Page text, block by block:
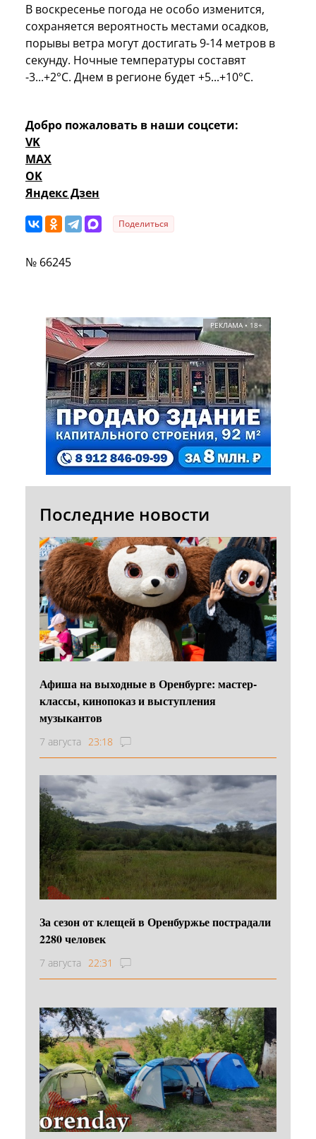
В воскресенье погода не особо изменится,
сохраняется вероятность местами осадков,
порывы ветра могут достигать 9-14 метров в
секунду. Ночные температуры составят
-3...+2°C. Днем в регионе будет +5...+10°C.
Добро пожаловать в наши соцсети:
VK
MAX
OK
Яндекс Дзен
Поделиться
№ 66245
РЕКЛАМА • 18+
Последние новости
Афиша на выходные в Оренбурге: мастер-
классы, кинопоказ и выступления
музыкантов
7 августа 23:18
За сезон от клещей в Оренбуржье пострадали
2280 человек
7 августа 22:31